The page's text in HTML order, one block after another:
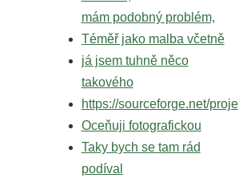
mám podobný problém,
Téměř jako malba včetně
já jsem tuhně něco
takového
https://sourceforge.net/proje
Oceňuji fotografickou
Taky bych se tam rád
podíval